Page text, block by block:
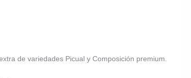
de variedades Picual y Composición premium.